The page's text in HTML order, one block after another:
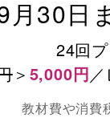
月30日
24回
＞ 5,000円
教材費や消費